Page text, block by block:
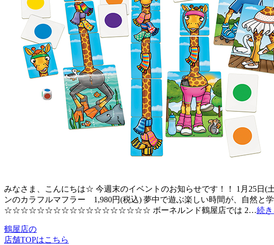
みなさま、こんにちは☆ 今週末のイベントのお知らせです！！ 1月25日(
ンのカラフルマフラー 1,980円(税込) 夢中で遊ぶ楽しい時間が、自然と
☆☆☆☆☆☆☆☆☆☆☆☆☆☆☆☆☆☆ ボーネルンド鶴屋店では 2…続
鶴屋店の
店舗TOPはこちら